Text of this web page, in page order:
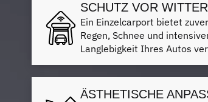
SCHUTZ VOR
Ein Einzelcarport bietet
Regen, Schnee und
Langlebigkeit Ihres Autos
ÄSTHETISCHE